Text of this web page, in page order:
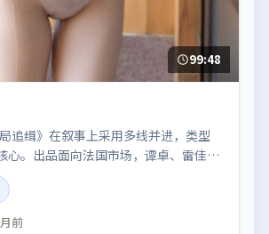
99:48
追缉》在叙事上采用多线并进，类型
心。出品面向法国市场，谭卓、雷佳
伟、王景春所饰角色推动关键反转，结
前